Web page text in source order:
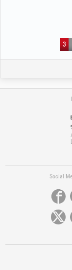
3
Social